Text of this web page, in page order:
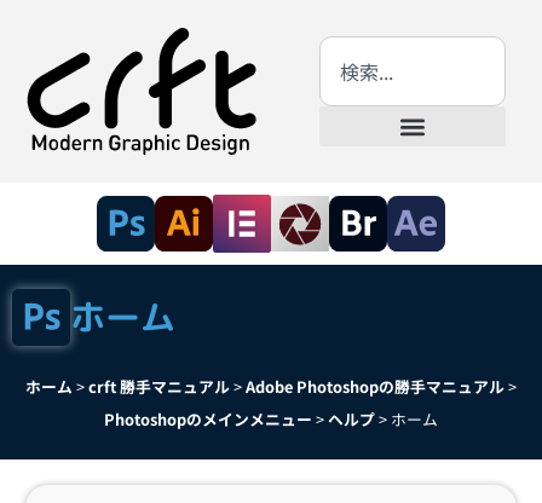
ホーム
ホーム >crft 勝手マニュアル>Adobe Photoshopの勝手マニュアル>
Photoshopのメインメニュー >ヘルプ> ホーム